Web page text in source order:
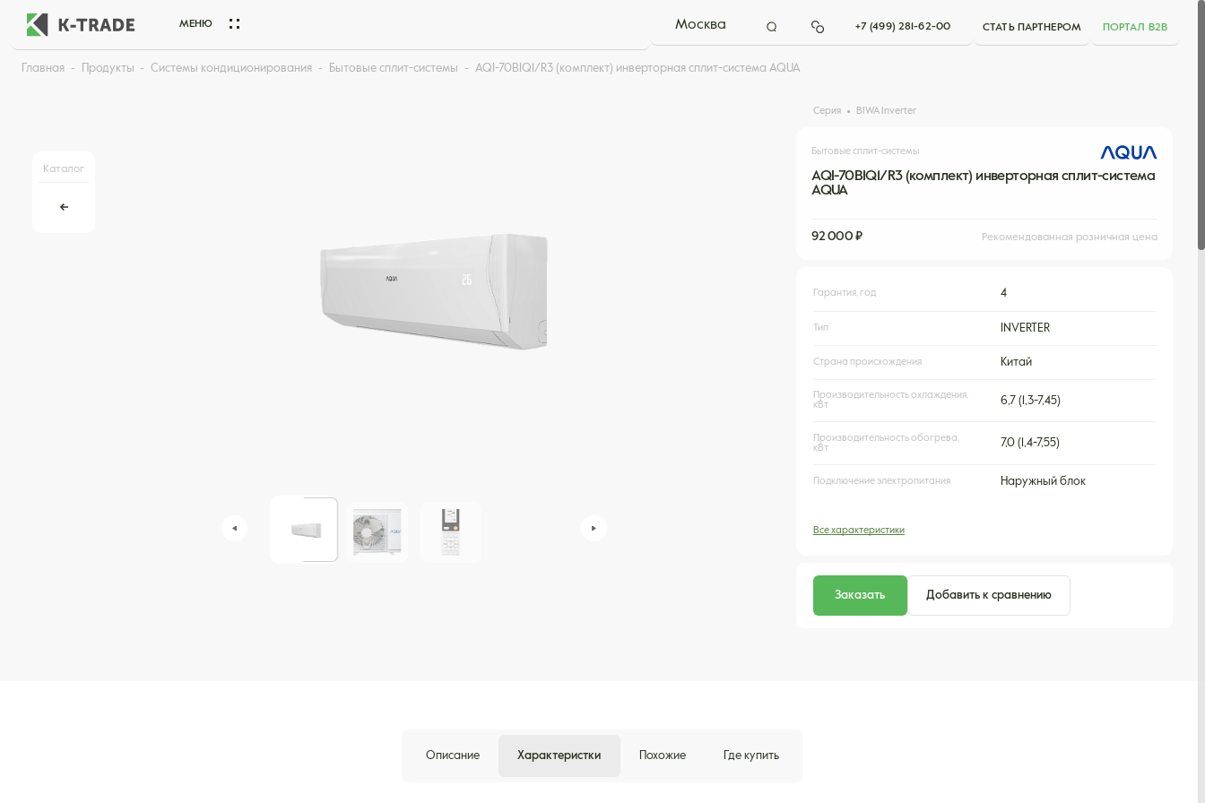
МЕНЮ Москва +7 (499) 281-62-00 СТАТЬ ПАРТНЕРОМ ПОРТАЛ B2B
Главная Продукты Системы кондиционирования Бытовые сплит-системы AQI-70BIQ1/R3 (комплект) инверторная сплит-система AQUA
Каталог
Серия BIWA Inverter
Бытовые сплит-системы
AQI-70BIQ1/R3 (комплект) инверторная сплит-система
AQUA
92 000 ₽ Рекомендованная розничная цена
Гарантия, год 4
Тип INVERTER
Страна происхождения Китай
Производительность охлаждения,
кВт
6,7 (1,3-7,45)
Производительность обогрева,
кВт
7,0 (1,4-7,55)
Подключение электропитания Наружный блок
Все характеристики
Заказать Добавить к сравнению
Описание Характеристки Похожие Где купить